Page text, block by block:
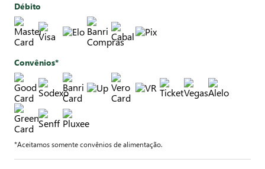
Débito
Convênios*
*Aceitamos somente convênios de alimentação.